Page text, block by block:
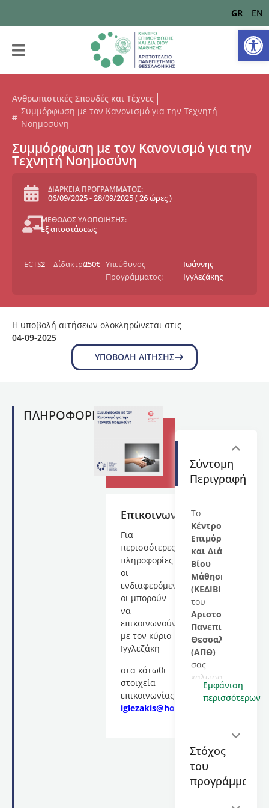
GR EN
Ανθρωπιστικές Σπουδές και Τέχνες
Συμμόρφωση με τον Κανονισμό για την Τεχνητή
Νοημοσύνη
Συμμόρφωση με τον Κανονισμό για την
Τεχνητή Νοημοσύνη
ΔΙΑΡΚΕΙΑ ΠΡΟΓΡΑΜΜΑΤΟΣ:
06/09/2025-28/09/2025(26 ώρες)
ΜΕΘΟΔΟΣ ΥΛΟΠΟΙΗΣΗΣ:
Εξ αποστάσεως
ECTS:2 Δίδακτρα:250€ Υπεύθυνος
Προγράμματος:
Ιωάννης
Ιγγλεζάκης
Η υποβολή αιτήσεων ολοκληρώνεται στις
04-09-2025
ΥΠΟΒΟΛΉ ΑΊΤΗΣΗΣ
ΠΛΗΡΟΦΟΡΙΕΣ
Επικοινωνία
Για
περισσότερες
πληροφορίες
οι
ενδιαφερόμενες/
οι μπορούν
να
επικοινωνούν
με τον κύριο
Ιγγλεζάκη
στα κάτωθι
στοιχεία
επικοινωνίας:
iglezakis@hotmail.com
Σύντομη
Περιγραφή
Το
Κέντρο
Επιμόρφωσης
και Διά
Βίου
Μάθησης
(ΚΕΔΙΒΙΜ)
του
Αριστοτελείου
Πανεπιστημίου
Θεσσαλονίκης
(ΑΠΘ)
σας
καλωσορίζει
στο
εκπαιδευτικό
«Συμμόρφωση
με τον
Κανονισμό
για την
Εμφάνιση
περισσότερων
Στόχος
του
προγράμματος